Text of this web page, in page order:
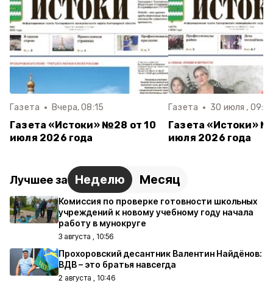
Газета Вчера, 08:15
Газета «Истоки» №28 от 10
июля 2026 года
Газета 30 июля , 09:14
Газета «Истоки»
июля 2026 года
Лучшее за Неделю Месяц
Комиссия по проверке готовности школьных
учреждений к новому учебному году начала
работу в мунокруге
3 августа , 10:56
Прохоровский десантник Валентин Найдёнов:
ВДВ – это братья навсегда
2 августа , 10:46